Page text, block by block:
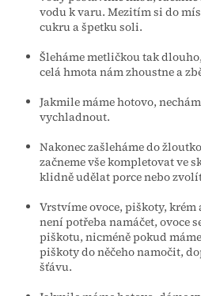
vodu k varu. Mezitím si do
cukru a špetku soli.
Šleháme metličkou tak
celá hmota nám zhoustne a
Jakmile máme hotovo,
vychladnout.
Nakonec zašleháme do
začneme vše kompletovat ve
klidně udělat porce nebo
Vrstvíme ovoce, piškoty,
není potřeba namáčet, ovoce
piškotu, nicméně pokud
piškoty do něčeho namočit,
šťávu.